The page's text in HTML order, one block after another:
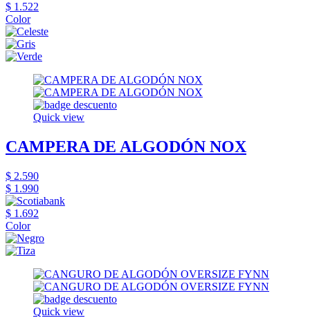
$ 1.522
Color
Quick view
CAMPERA DE ALGODÓN NOX
$ 2.590
$ 1.990
$ 1.692
Color
Quick view